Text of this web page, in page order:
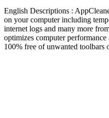
English Descriptions :
on your computer including
internet logs and many more
optimizes computer
100% free of unwanted toolbars